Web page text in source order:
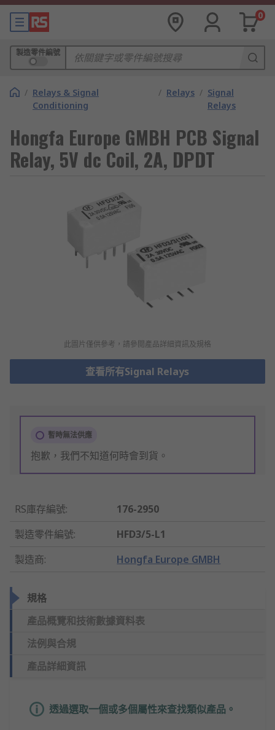
0
製造零件編號
/ Relays & Signal
Conditioning
/ Relays / Signal
Relays
Hongfa Europe GMBH PCB Signal
Relay, 5V dc Coil, 2A, DPDT
此圖片僅供參考，請參閲產品詳細資訊及規格
查看所有Signal Relays
暫時無法供應
抱歉，我們不知道何時會到貨。
RS庫存編號:
176-2950
製造零件編號:
HFD3/5-L1
製造商: Hongfa Europe GMBH
規格
產品概覽和技術數據資料表
法例與合規
產品詳細資訊
透過選取一個或多個屬性來查找類似產品。